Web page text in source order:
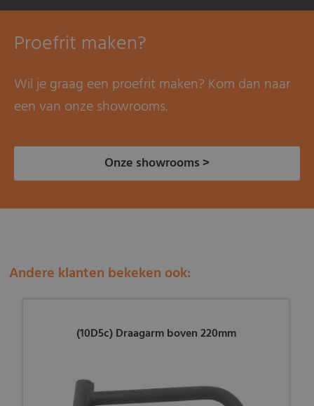
Proefrit maken?
Wil je graag een proefrit maken? Kom dan naar
een van onze showrooms.
Onze showrooms >
Andere klanten bekeken ook:
(10D5c) Draagarm boven 220mm